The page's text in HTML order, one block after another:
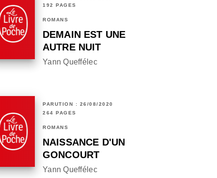
192 PAGES
ROMANS
DEMAIN EST UNE
AUTRE NUIT
Yann Queffélec
PARUTION : 26/08/2020
264 PAGES
ROMANS
NAISSANCE D'UN
GONCOURT
Yann Queffélec